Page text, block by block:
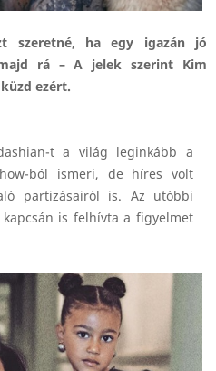
szeretné, ha egy igazán jó
rá – A jelek szerint Kim
ezért.
t a világ leginkább a
ból ismeri, de híres volt
partizásairól is. Az utóbbi
is felhívta a figyelmet